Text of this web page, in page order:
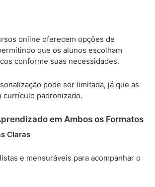
online oferecem opções de
que os alunos escolham
conforme suas necessidades.
pode ser limitada, já que as
currículo padronizado.
em Ambos os Formatos
Claras
e mensuráveis para acompanhar o